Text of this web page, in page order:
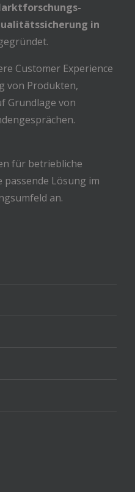
in
Customer Experience
von Produkten,
Grundlage von
für betriebliche
Lösung im
an.